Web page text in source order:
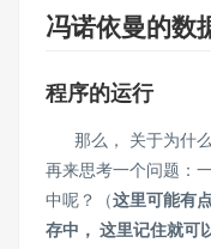
冯诺依曼的数
程序的运行
那么， 关于为什么
再来思考一个问题：
中呢？（这里可能有
存中， 这里记住就可